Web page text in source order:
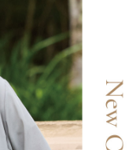
簡稱本公司）所提供，讓
由商店將買賣／分期付款
單繳交帳款。
目的，商店將以您的個人
進項蒐集、處理及利用，
、核對及更正。
oppay.tw/userRule
易完成。
您需要取消訂單，請聯絡
有效，需透過AFTEE先享
頁面顯示為準，若有關於
請聯繫「AFTEE先享後付
support/home
先享後付」服務完成之交